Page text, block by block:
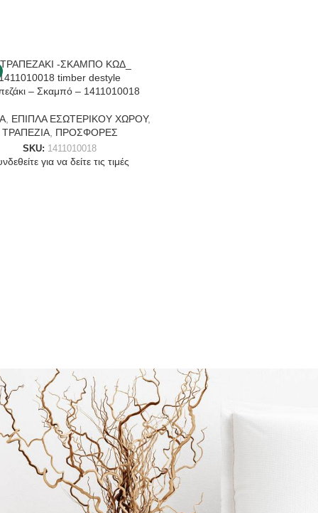
– Σκαμπό – 1411010018
, ΕΠΙΠΛΑ ΕΣΩΤΕΡΙΚΟΥ ΧΩΡΟΥ,
ΤΡΑΠΕΖΙΑ, ΠΡΟΣΦΟΡΕΣ
SKU: 1411010018
για να δείτε τις τιμές